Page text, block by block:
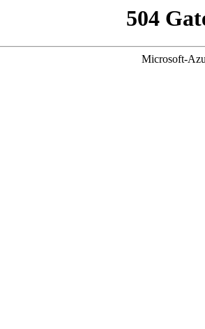
504
Microsoft-